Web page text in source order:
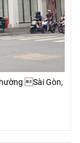
Sài Gòn,